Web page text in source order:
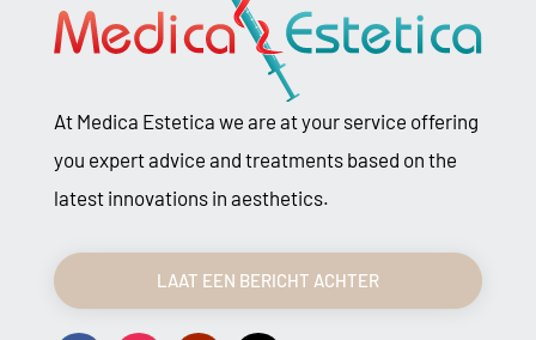
At Medica Estetica we are at your service offering
you expert advice and treatments based on the
latest innovations in aesthetics.
LAAT EEN BERICHT ACHTER